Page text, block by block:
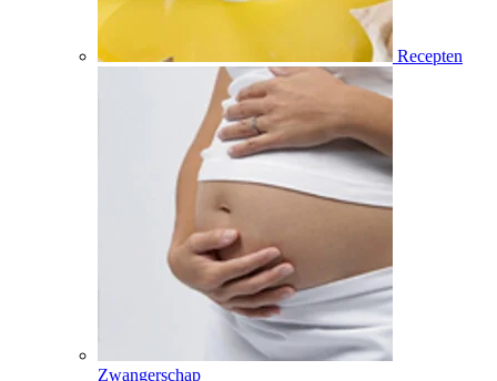
Recepten
Zwangerschap